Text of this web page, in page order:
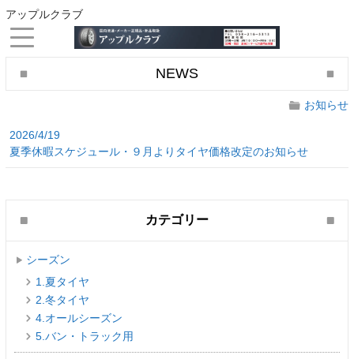
アップルクラブ
NEWS
お知らせ
2026/4/19
夏季休暇スケジュール・９月よりタイヤ価格改定のお知らせ
カテゴリー
シーズン
1.夏タイヤ
2.冬タイヤ
4.オールシーズン
5.バン・トラック用